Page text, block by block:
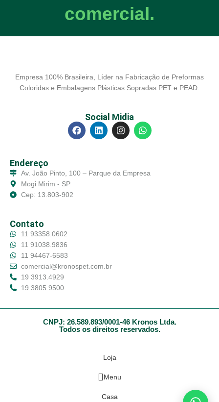
comercial.
Empresa 100% Brasileira, Líder na Fabricação de Preformas
Coloridas e Embalagens Plásticas Sopradas PET e PEAD.
Social Midia
Endereço
Av. João Pinto, 100 – Parque da Empresa
Mogi Mirim - SP
Cep: 13.803-902
Contato
11 93358.0602
11 91038.9836
11 94467-6583
comercial@kronospet.com.br
19 3913.4929
19 3805 9500
CNPJ: 26.589.893/0001-46 Kronos Ltda.
Todos os direitos reservados.
Loja
Menu
Casa